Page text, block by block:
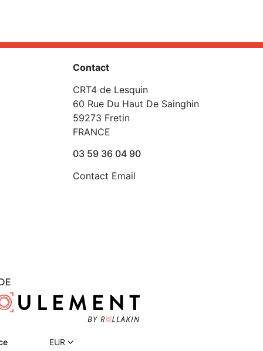
Contact
CRT4 de Lesquin
60 Rue Du Haut De Sainghin
59273 Fretin
FRANCE
03 59 36 04 90
Contact Email
EUR